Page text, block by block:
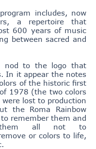
includes, now
a repertoire that
600 years of music
between sacred and
nod to the logo that
In it appear the notes
of the historic first
1978 (the two colors
were lost to production
the Roma Rainbow
remember them and
them all not to
or colors to life,